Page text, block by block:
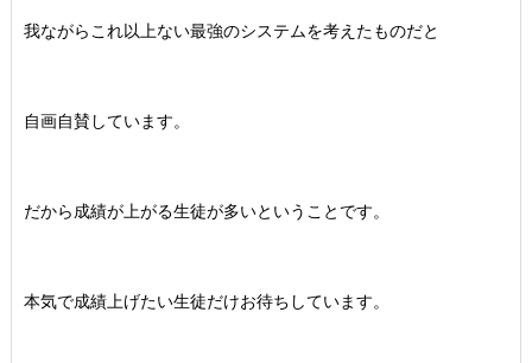
我ながらこれ以上ない最強のシステムを考えたものだと
自画自賛しています。
だから成績が上がる生徒が多いということです。
本気で成績上げたい生徒だけお待ちしています。